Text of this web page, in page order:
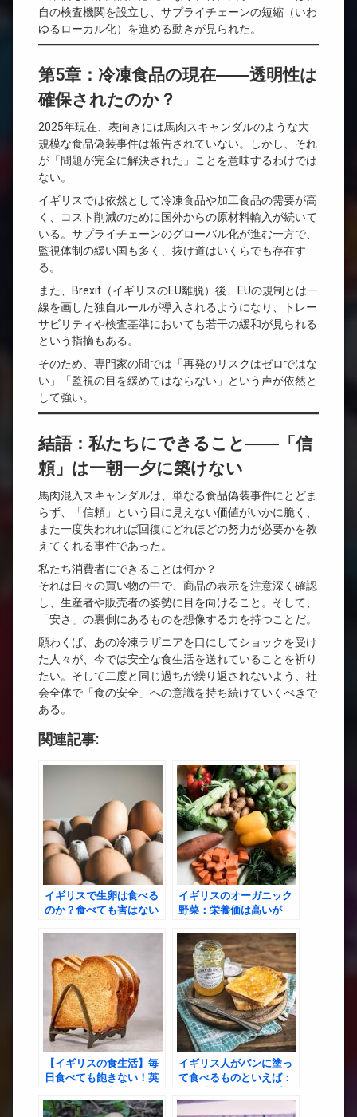
自の検査機関を設立し、サプライチェーンの短縮（いわ
ゆるローカル化）を進める動きが見られた。
第5章：冷凍食品の現在――透明性は
確保されたのか？
2025年現在、表向きには馬肉スキャンダルのような大
規模な食品偽装事件は報告されていない。しかし、それ
が「問題が完全に解決された」ことを意味するわけでは
ない。
イギリスでは依然として冷凍食品や加工食品の需要が高
く、コスト削減のために国外からの原材料輸入が続いて
いる。サプライチェーンのグローバル化が進む一方で、
監視体制の緩い国も多く、抜け道はいくらでも存在す
る。
また、Brexit（イギリスのEU離脱）後、EUの規制とは一
線を画した独自ルールが導入されるようになり、トレー
サビリティや検査基準においても若干の緩和が見られる
という指摘もある。
そのため、専門家の間では「再発のリスクはゼロではな
い」「監視の目を緩めてはならない」という声が依然と
して強い。
結語：私たちにできること――「信
頼」は一朝一夕に築けない
馬肉混入スキャンダルは、単なる食品偽装事件にとどま
らず、「信頼」という目に見えない価値がいかに脆く、
また一度失われれば回復にどれほどの努力が必要かを教
えてくれる事件であった。
私たち消費者にできることは何か？
それは日々の買い物の中で、商品の表示を注意深く確認
し、生産者や販売者の姿勢に目を向けること。そして、
「安さ」の裏側にあるものを想像する力を持つことだ。
願わくば、あの冷凍ラザニアを口にしてショックを受け
た人々が、今では安全な食生活を送れていることを祈り
たい。そして二度と同じ過ちが繰り返されないよう、社
会全体で「食の安全」への意識を持ち続けていくべきで
ある。
関連記事:
イギリスで生卵は食べる
のか？食べても害はない
イギリスのオーガニック
野菜：栄養価は高いが
由とは？
【イギリスの食生活】毎
日食べても飽きない！英
イギリス人がパンに塗っ
て食べるものといえば：
ッド文化